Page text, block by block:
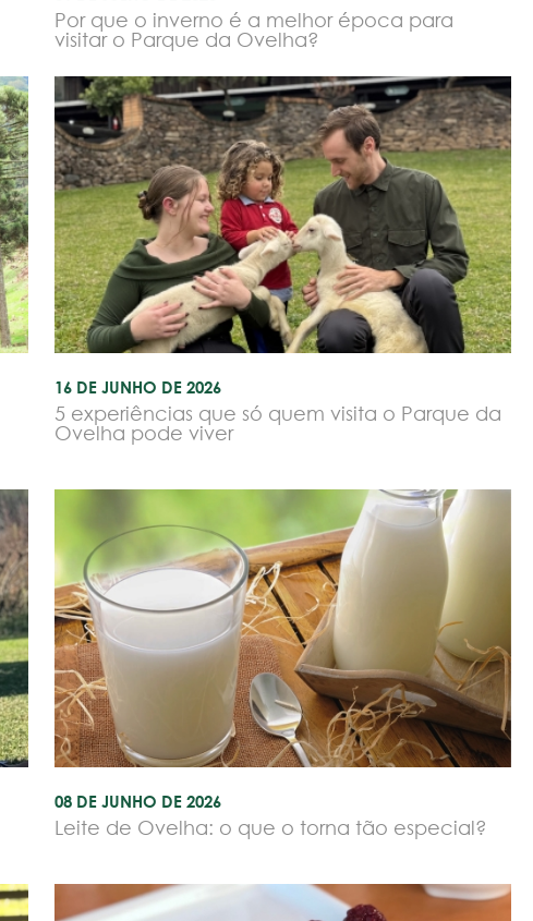
Por que o inverno é a melhor época para
visitar o Parque da Ovelha?
16 DE JUNHO DE 2026
5 experiências que só quem visita o Parque da
Ovelha pode viver
08 DE JUNHO DE 2026
Leite de Ovelha: o que o torna tão especial?